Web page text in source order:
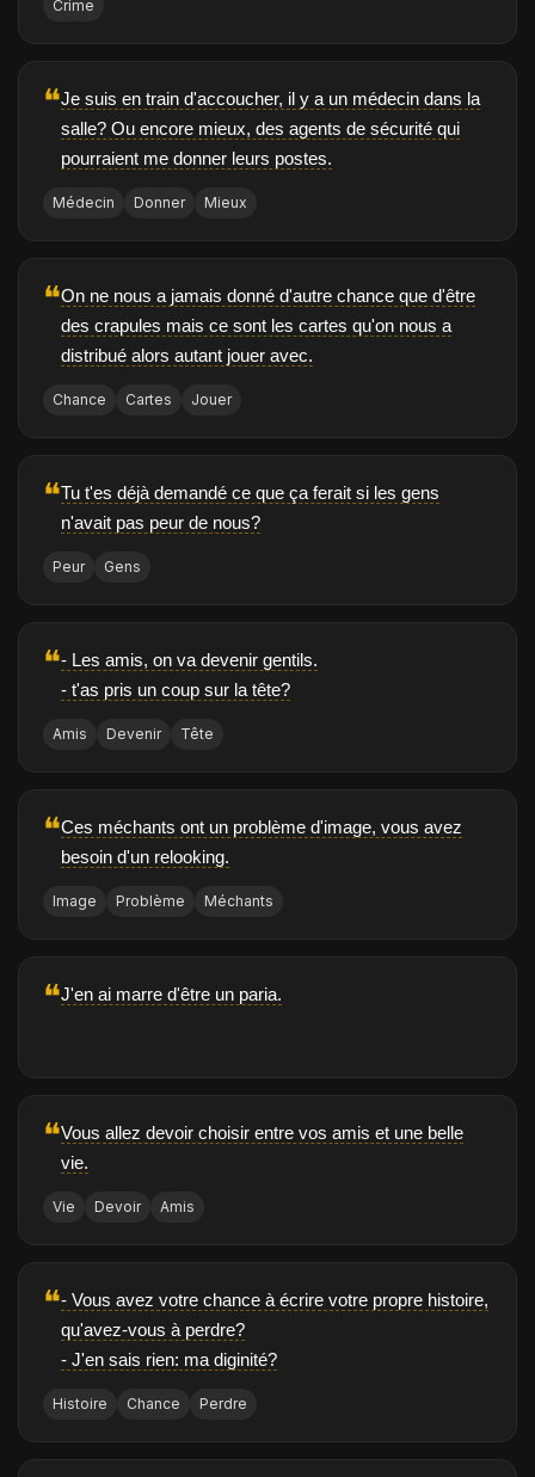
Crime
❝Je suis en train d'accoucher, il y a un médecin dans la
salle? Ou encore mieux, des agents de sécurité qui
pourraient me donner leurs postes.
Médecin Donner Mieux
❝On ne nous a jamais donné d'autre chance que d'être
des crapules mais ce sont les cartes qu'on nous a
distribué alors autant jouer avec.
Chance Cartes Jouer
❝Tu t'es déjà demandé ce que ça ferait si les gens
n'avait pas peur de nous?
Peur Gens
❝- Les amis, on va devenir gentils.
- t'as pris un coup sur la tête?
Amis Devenir Tête
❝Ces méchants ont un problème d'image, vous avez
besoin d'un relooking.
Image Problème Méchants
❝J'en ai marre d'être un paria.
❝Vous allez devoir choisir entre vos amis et une belle
vie.
Vie Devoir Amis
❝- Vous avez votre chance à écrire votre propre histoire,
qu'avez-vous à perdre?
- J'en sais rien: ma diginité?
Histoire Chance Perdre